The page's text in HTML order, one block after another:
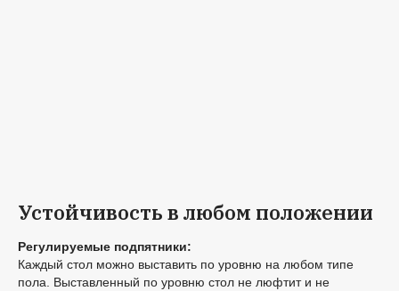
Устойчивость в любом положении
Регулируемые подпятники:
Каждый стол можно выставить по уровню на любом типе
пола. Выставленный по уровню стол не люфтит и не